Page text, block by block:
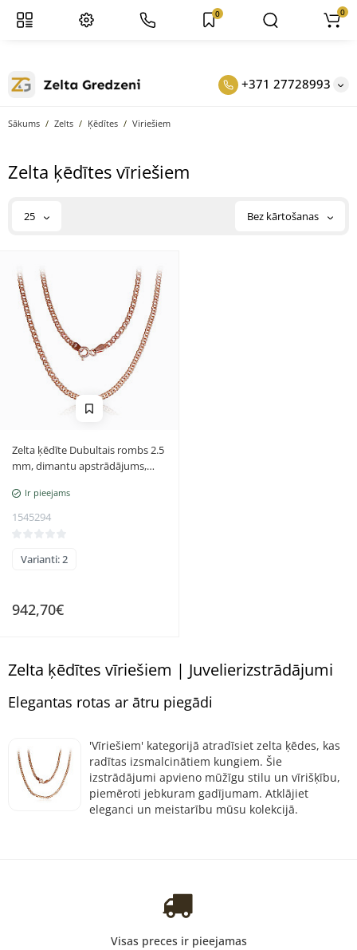
+371 27728993
0 0
Sākums Zelts Ķēdītes Viriešiem
Zelta ķēdītes vīriešiem
25 Bez kārtošanas
Zelta ķēdīte Dubultais rombs 2.5
mm, dimantu apstrādājums,
Ir pieejams
1545294
Varianti: 2
942,70€
Zelta ķēdītes vīriešiem | Juvelierizstrādājumi
Elegantas rotas ar ātru piegādi
'Vīriešiem' kategorijā atradīsiet zelta ķēdes, kas
radītas izsmalcinātiem kungiem. Šie
izstrādājumi apvieno mūžīgu stilu un vīrišķību,
piemēroti jebkuram gadījumam. Atklājiet
eleganci un meistarību mūsu kolekcijā.
Visas preces ir pieejamas